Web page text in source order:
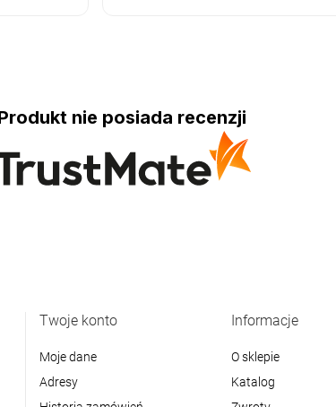
nie posiada recenzji
Twoje konto
Moje dane
Adresy
Informacje
O sklepie
Katalog